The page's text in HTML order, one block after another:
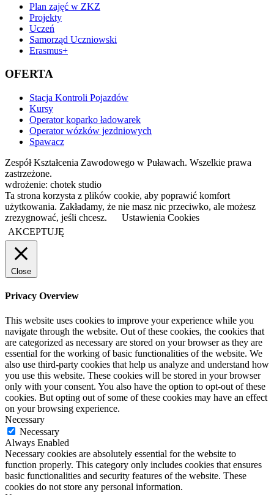
Plan zajęć w ZKZ
Projekty
Uczeń
Samorząd Uczniowski
Erasmus+
OFERTA
Stacja Kontroli Pojazdów
Kursy
Operator koparko ładowarek
Operator wózków jezdniowych
Spawacz
Zespół Kształcenia Zawodowego w Puławach. Wszelkie prawa
zastrzeżone.
wdrożenie: chotek studio
Ta strona korzysta z plików cookie, aby poprawić komfort
użytkowania. Zakładamy, że nie masz nic przeciwko, ale możesz
zrezygnować, jeśli chcesz.
Ustawienia Cookies
AKCEPTUJĘ
Close
Privacy Overview
This website uses cookies to improve your experience while you
navigate through the website. Out of these cookies, the cookies that
are categorized as necessary are stored on your browser as they are
essential for the working of basic functionalities of the website. We
also use third-party cookies that help us analyze and understand how
you use this website. These cookies will be stored in your browser
only with your consent. You also have the option to opt-out of these
cookies. But opting out of some of these cookies may have an effect
on your browsing experience.
Necessary
Necessary
Always Enabled
Necessary cookies are absolutely essential for the website to
function properly. This category only includes cookies that ensures
basic functionalities and security features of the website. These
cookies do not store any personal information.